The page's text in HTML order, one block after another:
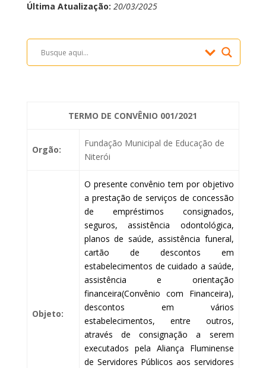
Última Atualização: 20/03/2025
TERMO DE CONVÊNIO 001/2021
Orgão:
Fundação Municipal de Educação de
Niterói
Objeto:
O presente convênio tem por objetivo
a prestação de serviços de concessão
de empréstimos consignados,
seguros, assistência odontológica,
planos de saúde, assistência funeral,
cartão de descontos em
estabelecimentos de cuidado a saúde,
assistência e orientação
financeira(Convênio com Financeira),
descontos em vários
estabelecimentos, entre outros,
através de consignação a serem
executados pela Aliança Fluminense
de Servidores Públicos aos servidores